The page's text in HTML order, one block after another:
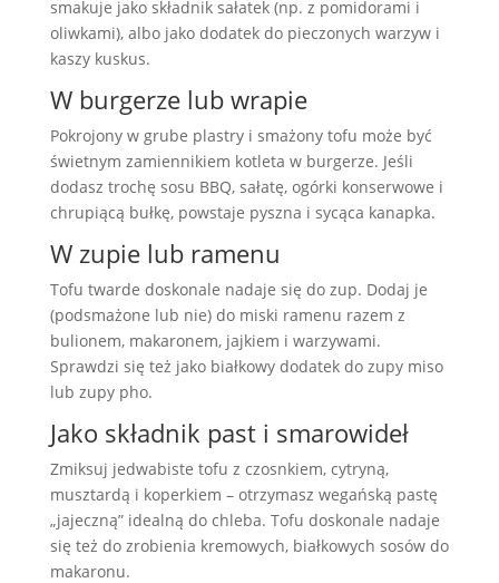
smakuje jako składnik sałatek (np. z pomidorami i
oliwkami), albo jako dodatek do pieczonych warzyw i
kaszy kuskus.
W burgerze lub wrapie
Pokrojony w grube plastry i smażony tofu może być
świetnym zamiennikiem kotleta w burgerze. Jeśli
dodasz trochę sosu BBQ, sałatę, ogórki konserwowe i
chrupiącą bułkę, powstaje pyszna i sycąca kanapka.
W zupie lub ramenu
Tofu twarde doskonale nadaje się do zup. Dodaj je
(podsmażone lub nie) do miski ramenu razem z
bulionem, makaronem, jajkiem i warzywami.
Sprawdzi się też jako białkowy dodatek do zupy miso
lub zupy pho.
Jako składnik past i smarowideł
Zmiksuj jedwabiste tofu z czosnkiem, cytryną,
musztardą i koperkiem – otrzymasz wegańską pastę
„jajeczną” idealną do chleba. Tofu doskonale nadaje
się też do zrobienia kremowych, białkowych sosów do
makaronu.